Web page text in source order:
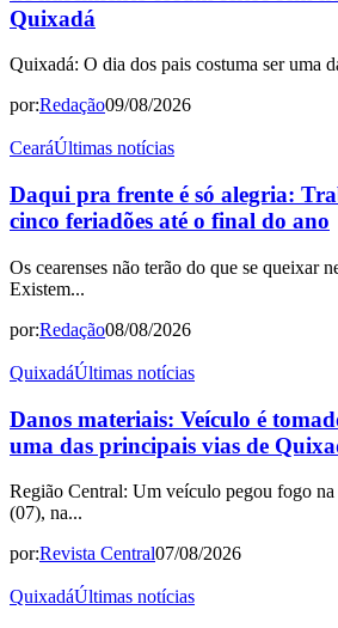
Quixadá
Quixadá: O dia dos pais costuma ser uma
por:Redação09/08/2026
CearáÚltimas notícias
Daqui pra frente é só alegria:
cinco feriadões até o final do ano
Os cearenses não terão do que se queixar
Existem...
por:Redação08/08/2026
QuixadáÚltimas notícias
Danos materiais: Veículo é
uma das principais vias de
Região Central: Um veículo pegou fogo na
(07), na...
por:Revista Central07/08/2026
QuixadáÚltimas notícias